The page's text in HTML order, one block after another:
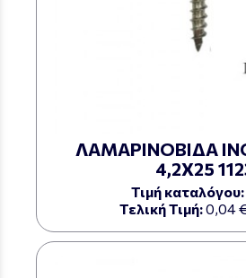
ΛΑΜΑΡΙΝΟΒΙΔΑ
4,2Χ25
Τιμή καταλόγου:
Τελική Τιμή:0,04